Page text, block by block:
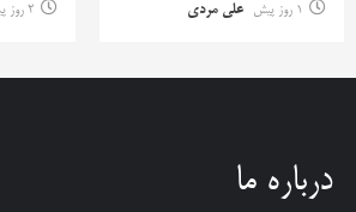
1 روز پیش
علی مردی
2 روز پیش
درباره ما